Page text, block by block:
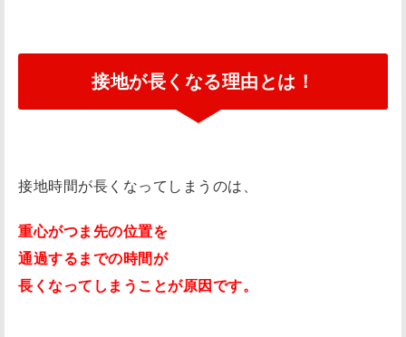
接地が長くなる理由とは！
接地時間が長くなってしまうのは、
重心がつま先の位置を
通過するまでの時間が
長くなってしまうことが原因です。